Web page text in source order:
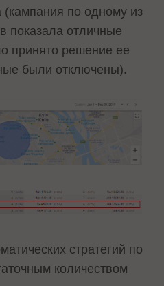
(кампания по одному из
показала отличные
принято решение ее
были отключены).
стратегий по
количеством